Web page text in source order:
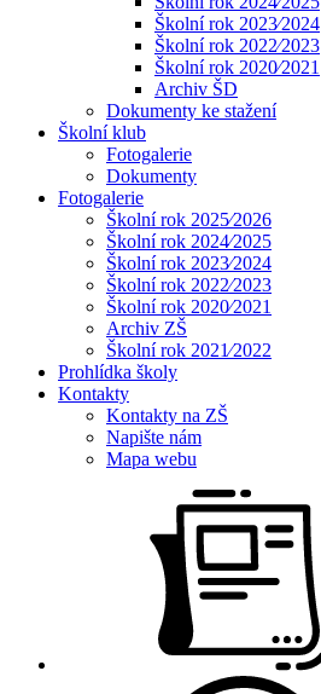
Školní rok 2023⁄2024
Školní rok 2022⁄2023
Školní rok 2020⁄2021
Archiv ŠD
Dokumenty ke stažení
Školní klub
Fotogalerie
Dokumenty
Fotogalerie
Školní rok 2025⁄2026
Školní rok 2024⁄2025
Školní rok 2023⁄2024
Školní rok 2022⁄2023
Školní rok 2020⁄2021
Archiv ZŠ
Školní rok 2021⁄2022
Prohlídka školy
Kontakty
Kontakty na ZŠ
Napište nám
Mapa webu